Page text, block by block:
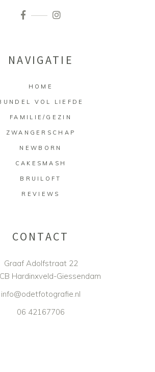
NAVIGATIE
HOME
VOL LIEFDE
FAMILIE/GEZIN
ZWANGERSCHAP
NEWBORN
CAKESMASH
BRUILOFT
REVIEWS
CONTACT
Graaf Adolfstraat 22
Hardinxveld-Giessendam
info@odetfotografie.nl
06 42167706